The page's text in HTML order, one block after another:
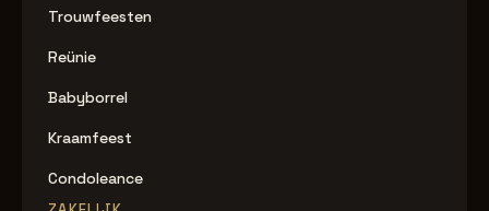
Trouwfeesten
Reünie
Babyborrel
Kraamfeest
Condoleance